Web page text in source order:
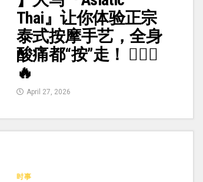
Thai』让你体验正宗
泰式按摩手艺，全身
酸痛都“按”走！ 💆🏻
🔥
April 27, 2026
时事